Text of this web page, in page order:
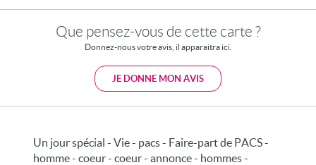
Que pensez-vous de cette carte ?
Donnez-nous votre avis, il apparaitra ici.
JE DONNE MON AVIS
Un jour spécial - Vie - pacs - Faire-part de PACS -
homme - coeur - coeur - annonce - hommes -